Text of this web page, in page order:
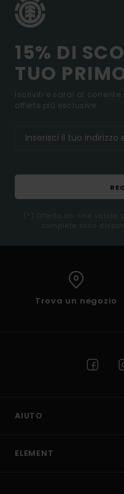
15% DI
TUO
Iscriviti e sarai al
offerte più esclusive.
(*) Offerta on-line valida
complete sono
Trova un negozio
AIUTO
ELEMENT